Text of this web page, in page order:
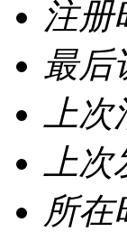
注册
最后
上
上
所在